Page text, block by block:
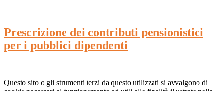
Prescrizione dei contributi pensionistici
per i pubblici dipendenti
Questo sito o gli strumenti terzi da questo utilizzati si avvalgono di